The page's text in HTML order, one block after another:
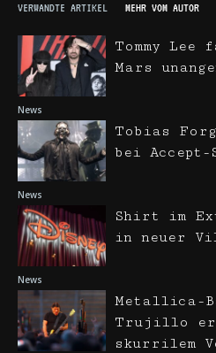
VERWANDTE ARTIKEL MEHR VOM AUTOR
News
Tommy Lee
Mars
News
Tobias
bei Accept-
News
Shirt im
in neuer
Metallica-
Trujillo
skurrilem